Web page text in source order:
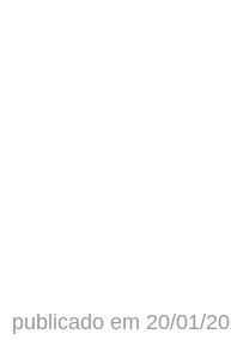
publicado em 20/01/